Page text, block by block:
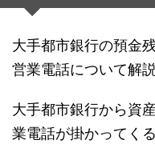
大手都市銀行の預金
営業電話について解
大手都市銀行から資
業電話が掛かってく